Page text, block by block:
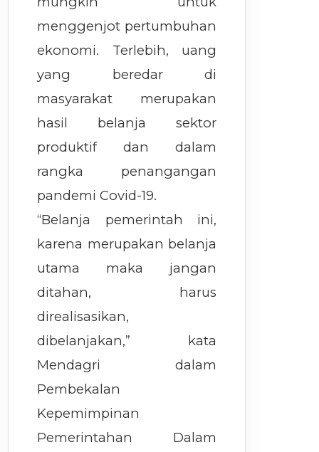
menggenjot pertumbuhan
ekonomi. Terlebih, uang
yang beredar di
masyarakat merupakan
hasil belanja sektor
produktif dan dalam
rangka penangangan
pandemi Covid-19.
“Belanja pemerintah ini,
karena merupakan belanja
utama maka jangan
ditahan, harus
direalisasikan,
dibelanjakan,” kata
Mendagri dalam
Pembekalan
Kepemimpinan
Pemerintahan Dalam